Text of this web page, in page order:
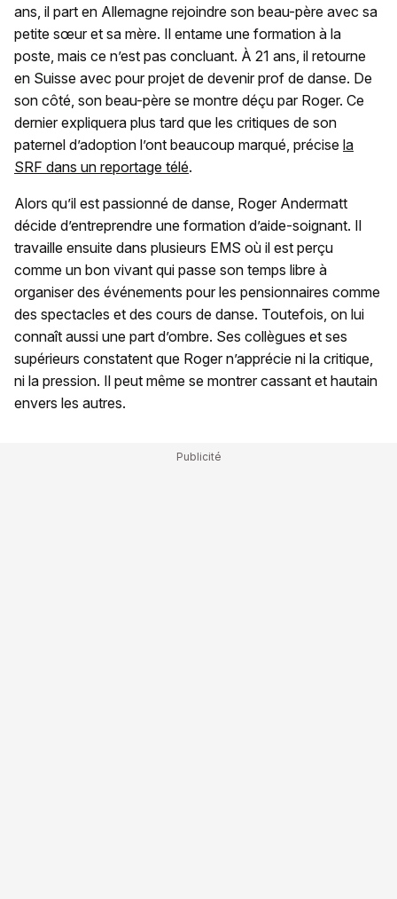
ans, il part en Allemagne rejoindre son beau-père avec sa
petite sœur et sa mère. Il entame une formation à la
poste, mais ce n’est pas concluant. À 21 ans, il retourne
en Suisse avec pour projet de devenir prof de danse. De
son côté, son beau-père se montre déçu par Roger. Ce
dernier expliquera plus tard que les critiques de son
paternel d’adoption l’ont beaucoup marqué, précise la
SRF dans un reportage télé.
Alors qu’il est passionné de danse, Roger Andermatt
décide d’entreprendre une formation d’aide-soignant. Il
travaille ensuite dans plusieurs EMS où il est perçu
comme un bon vivant qui passe son temps libre à
organiser des événements pour les pensionnaires comme
des spectacles et des cours de danse. Toutefois, on lui
connaît aussi une part d’ombre. Ses collègues et ses
supérieurs constatent que Roger n’apprécie ni la critique,
ni la pression. Il peut même se montrer cassant et hautain
envers les autres.